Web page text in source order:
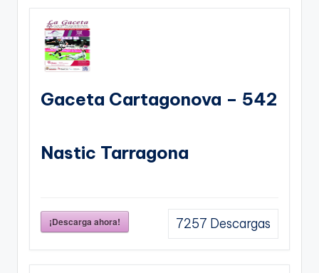
Gaceta Cartagonova – 542
Nastic Tarragona
¡Descarga ahora! 7257 Descargas